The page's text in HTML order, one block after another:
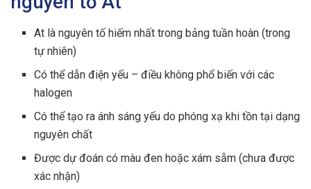
At là nguyên tố hiếm nhất trong bảng tuần hoàn (trong
tự nhiên)
Có thể dẫn điện yếu – điều không phổ biến với các
halogen
Có thể tạo ra ánh sáng yếu do phóng xạ khi tồn tại dạng
nguyên chất
Được dự đoán có màu đen hoặc xám sẫm (chưa được
xác nhận)